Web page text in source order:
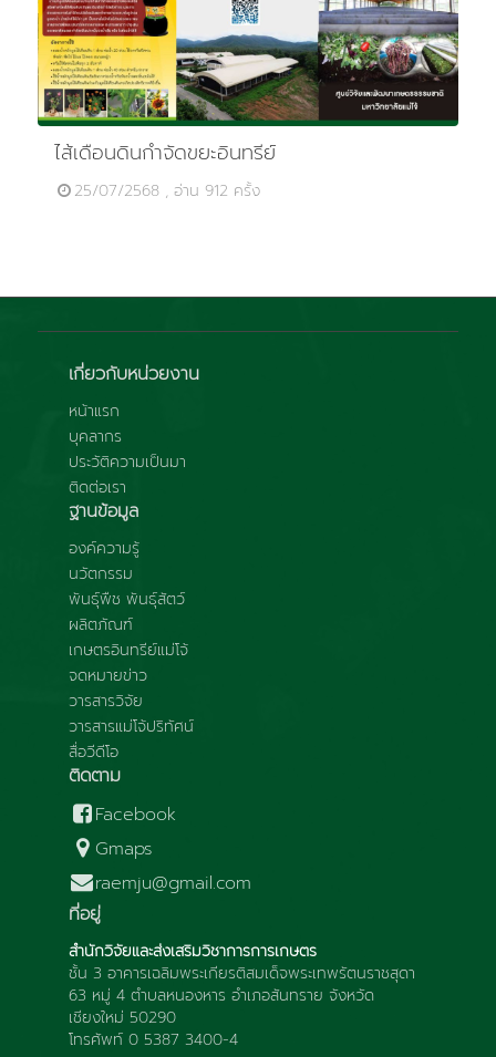
ไส้เดือนดินกำจัดขยะอินทรีย์
25/07/2568 , อ่าน 912 ครั้ง
เกี่ยวกับหน่วยงาน
หน้าแรก
บุคลากร
ประวัติความเป็นมา
ติดต่อเรา
ฐานข้อมูล
องค์ความรู้
นวัตกรรม
พันธุ์พืช พันธุ์สัตว์
ผลิตภัณฑ์
เกษตรอินทรีย์แม่โจ้
จดหมายข่าว
วารสารวิจัย
วารสารแม่โจ้ปริทัศน์
สื่อวีดีโอ
ติดตาม
Facebook
Gmaps
raemju@gmail.com
ที่อยู่
สำนักวิจัยและส่งเสริมวิชาการการเกษตร
ชั้น 3 อาคารเฉลิมพระเกียรติสมเด็จพระเทพรัตนราชสุดา
63 หมู่ 4 ตำบลหนองหาร อำเภอสันทราย จังหวัด
เชียงใหม่ 50290
โทรศัพท์ 0 5387 3400-4